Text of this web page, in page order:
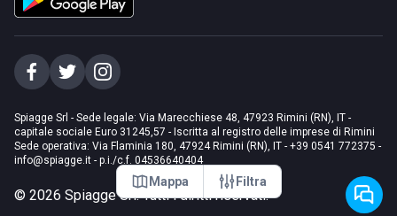
Mappa Filtra
Spiagge Srl - Sede legale: Via Marecchiese 48, 47923 Rimini (RN), IT -
capitale sociale Euro 31245,57 - Iscritta al registro delle imprese di Rimini
Sede operativa: Via Flaminia 180, 47924 Rimini (RN), IT - +39 0541 772375 -
info@spiagge.it - p.i./c.f. 04536640404
© 2026 Spiagge Srl. Tutti i diritti riservati.